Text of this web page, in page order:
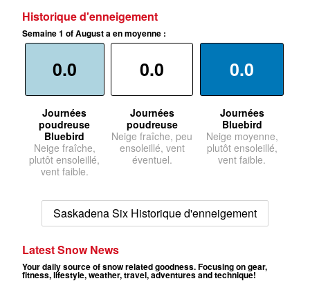
Historique d'enneigement
Semaine 1 of August a en moyenne :
0.0
Journées
poudreuse
Bluebird
Neige fraîche,
plutôt ensoleillé,
vent faible.
0.0
Journées
poudreuse
Neige fraîche, peu
ensoleillé, vent
éventuel.
0.0
Journées
Bluebird
Neige moyenne,
plutôt ensoleillé,
vent faible.
Saskadena Six Historique d'enneigement